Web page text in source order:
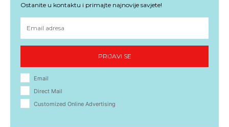
Ostanite u kontaktu i primajte najnovije savjete!
PRIJAVI SE
Email
Direct Mail
Customized Online Advertising